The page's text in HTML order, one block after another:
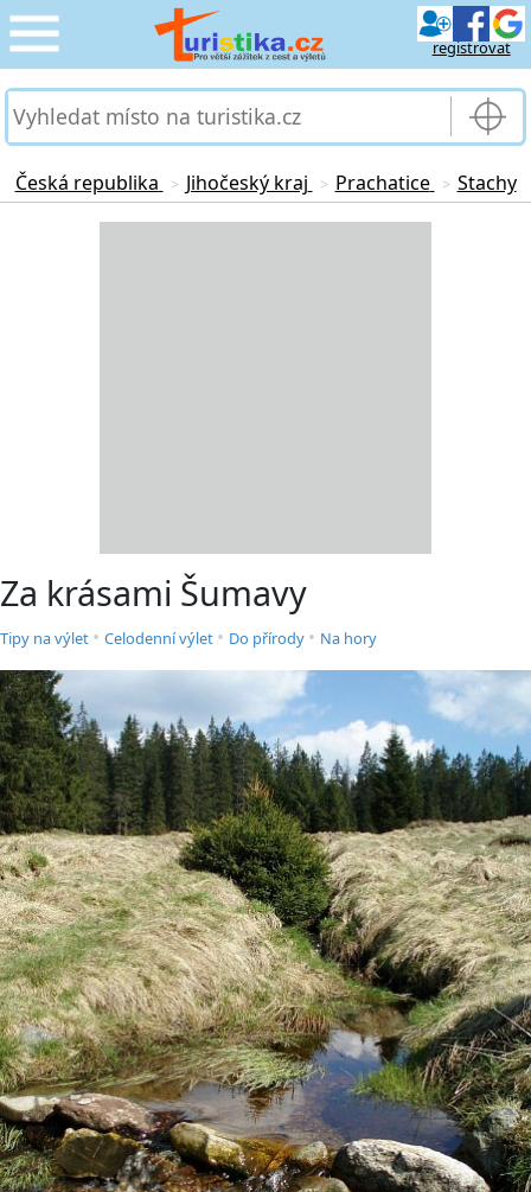
registrovat
CESTOVÁNÍ
SLUŽBY & DOPRAVA
PRO TURISTY
Česká republika > Jihočeský kraj > Prachatice > Stachy
Za krásami Šumavy
Tipy na výlet • Celodenní výlet • Do přírody • Na hory